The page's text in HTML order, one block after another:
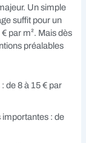
Un simple
suffit pour un
par m². Mais dès
préalables
de 8 à 15 € par
importantes : de